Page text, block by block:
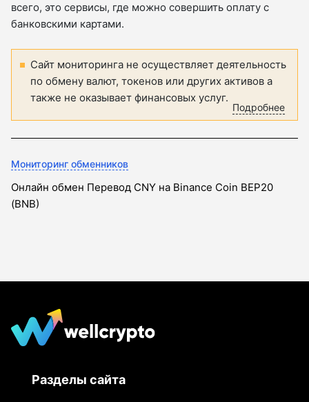
всего, это сервисы, где можно совершить оплату с
банковскими картами.
Сайт мониторинга не осуществляет деятельность
по обмену валют, токенов или других активов а
также не оказывает финансовых услуг.
Подробнее
Мониторинг обменников
Онлайн обмен Перевод CNY на Binance Coin BEP20
(BNB)
Разделы сайта